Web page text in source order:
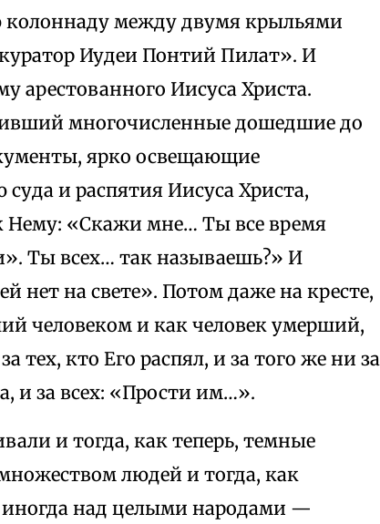
колоннаду между двумя крыльями
Иудеи Понтий Пилат». И
арестованного Иисуса Христа.
многочисленные дошедшие до
ярко освещающие
и распятия Иисуса Христа,
Нему: «Скажи мне… Ты все время
Ты всех… так называешь?» И
нет на свете». Потом даже на кресте,
человеком и как человек умерший,
кто Его распял, и за того же ни за
и за всех: «Прости им…».
и тогда, как теперь, темные
людей и тогда, как
иногда над целыми народами —